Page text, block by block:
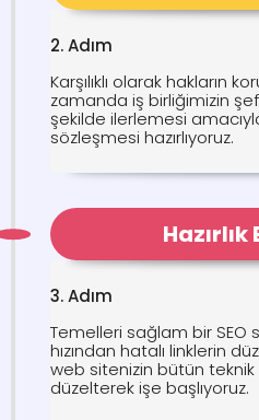
2. Adım
Karşılıklı olarak hakların
zamanda iş birliğimizin
şekilde ilerlemesi amacıyla
sözleşmesi hazırlıyoruz.
Hazırlık
3. Adım
Temelleri sağlam bir SEO
hızından hatalı linklerin
web sitenizin bütün
düzelterek işe başlıyoruz.